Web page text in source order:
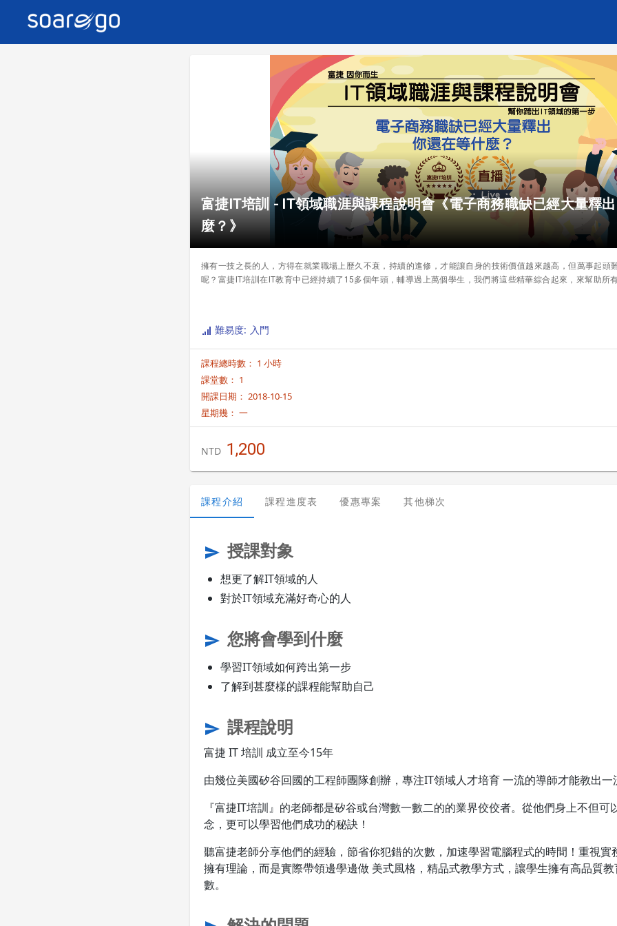
富捷IT培訓 - IT領域職涯與課程說明會《電子商務職缺已經大量釋
麼？》
擁有一技之長的人，方得在就業職場上歷久不衰，持續的進修，才能讓自身的技術價值越來越高，但萬事起頭
呢？富捷IT培訓在IT教育中已經持續了15多個年頭，輔導過上萬個學生，我們將這些精華綜合起來，來幫助所
難易度: 入門
課程總時數： 1 小時
課堂數： 1
開課日期： 2018-10-15
星期幾： 一
NTD 1,200
課程介紹 課程進度表 優惠專案 其他梯次
send 授課對象
想更了解IT領域的人
對於IT領域充滿好奇心的人
send 您將會學到什麼
學習IT領域如何跨出第一步
了解到甚麼樣的課程能幫助自己
send 課程說明
富捷 IT 培訓 成立至今15年
由幾位美國矽谷回國的工程師團隊創辦，專注IT領域人才培育 一流的導師才能教出一
『富捷IT培訓』的老師都是矽谷或台灣數一數二的的業界佼佼者。從他們身上不但可
念，更可以學習他們成功的秘訣！
聽富捷老師分享他們的經驗，節省你犯錯的次數，加速學習電腦程式的時間！重視實
擁有理論，而是實際帶領邊學邊做 美式風格，精品式教學方式，讓學生擁有高品質
數。